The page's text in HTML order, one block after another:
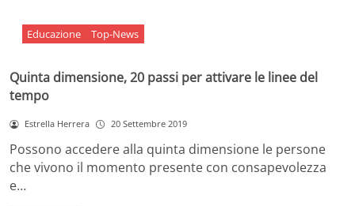
Educazione Top-News
Quinta dimensione, 20 passi per attivare le linee del
tempo
Estrella Herrera 20 Settembre 2019
Possono accedere alla quinta dimensione le persone
che vivono il momento presente con consapevolezza
e…